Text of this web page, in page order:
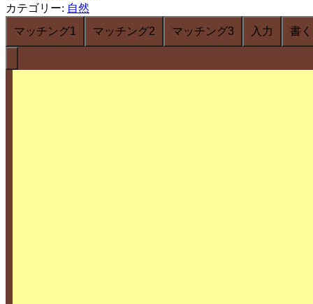
カテゴリー: 自然
マッチング1
マッチング2 マッチング3 入力 書く